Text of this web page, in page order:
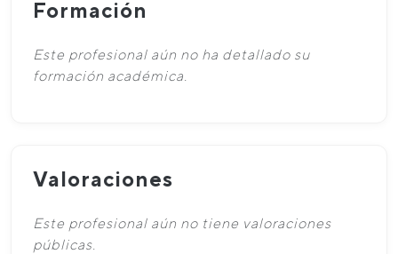
Formación
Este profesional aún no ha detallado su
formación académica.
Valoraciones
Este profesional aún no tiene valoraciones
públicas.